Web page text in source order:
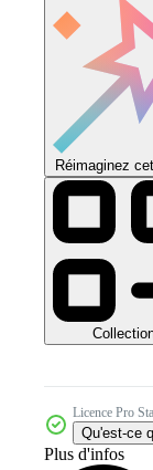
Réimaginez
Licence Pro
Qu'est-ce
Plus d'infos